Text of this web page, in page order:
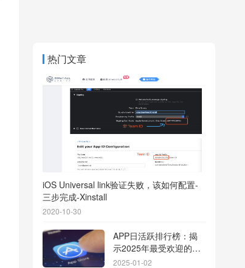
热门文章
iOS Universal link验证失败，该如何配置-
三步完成-Xinstall
2020-10-30
APP日活跃排行榜：揭
示2025年最受欢迎的应
用背后的秘密
2025-01-02